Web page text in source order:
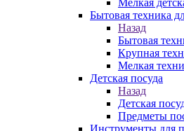
Бытовая техника
Назад
Бытовая
Крупная
Мелкая
Детская посуда
Назад
Детская
Предметы
Инструменты для